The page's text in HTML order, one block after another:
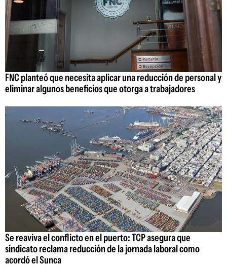
FNC planteó que necesita aplicar una reducción de personal y
eliminar algunos beneficios que otorga a trabajadores
Se reaviva el conflicto en el puerto: TCP asegura que
sindicato reclama reducción de la jornada laboral como
acordó el Sunca